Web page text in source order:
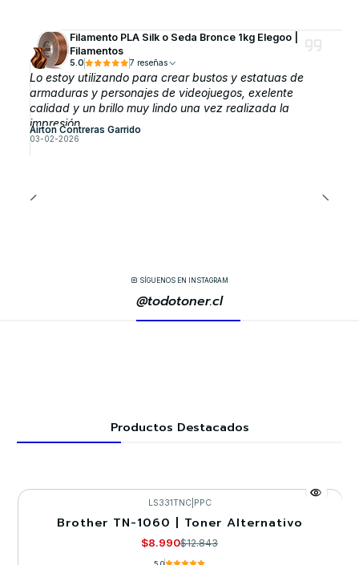
Filamento PLA Silk o Seda Bronce 1kg Elegoo |
Filamentos
5.0 7 reseñas
Lo estoy utilizando para crear bustos y estatuas de
armaduras y personajes de videojuegos, exelente
calidad y un brillo muy lindo una vez realizada la
impresión
Airton Contreras Garrido
03-02-2026
SÍGUENOS EN INSTAGRAM
@todotoner.cl
Productos Destacados
-30%
LS331TNC| PPC
Brother TN-1060 | Toner Alternativo
$8.990$12.843